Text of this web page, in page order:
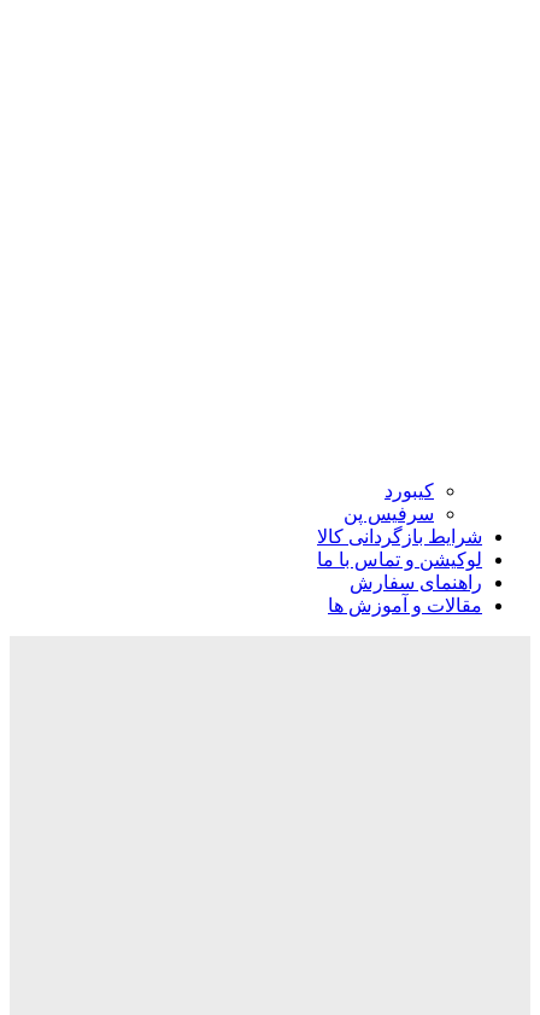
کیبورد
سرفیس پن
شرایط بازگردانی کالا
لوکیشن و تماس با ما
راهنمای سفارش
مقالات و آموزش ها